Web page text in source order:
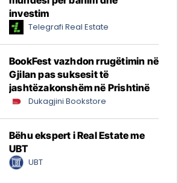
investim
Telegrafi Real Estate
BookFest vazhdon rrugëtimin në
Gjilan pas suksesit të
jashtëzakonshëm në Prishtinë
Dukagjini Bookstore
Bëhu ekspert i Real Estate me
UBT
UBT